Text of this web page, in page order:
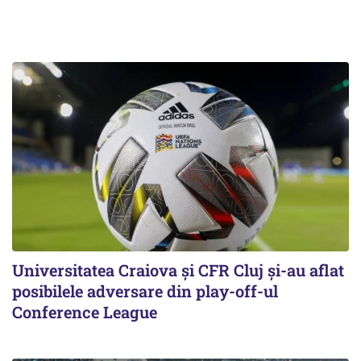
Universitatea Craiova și CFR Cluj și-au aflat
posibilele adversare din play-off-ul
Conference League